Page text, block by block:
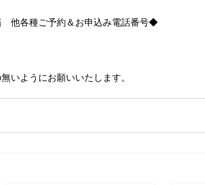
　他各種ご予約＆お申込み電話番号◆
いようにお願いいたします。